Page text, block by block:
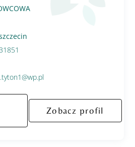
Zobacz profil